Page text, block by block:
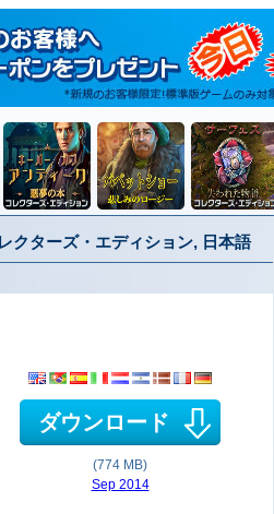
ターズ・エディション, 日本語
ダウンロード
(774 MB)
Sep 2014